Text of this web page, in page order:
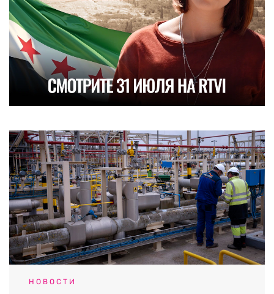
НОВОСТИ